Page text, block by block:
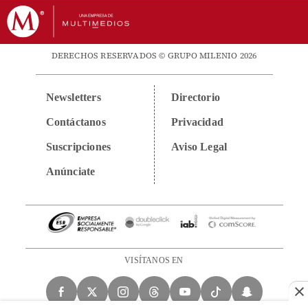
DERECHOS RESERVADOS © GRUPO MILENIO 2026
Newsletters
Contáctanos
Suscripciones
Anúnciate
Directorio
Privacidad
Aviso Legal
VISÍTANOS EN